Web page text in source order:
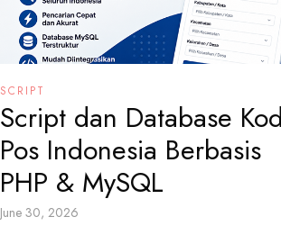
SCRIPT
Script dan Database
Pos Indonesia Berbasis
PHP & MySQL
June 30, 2026